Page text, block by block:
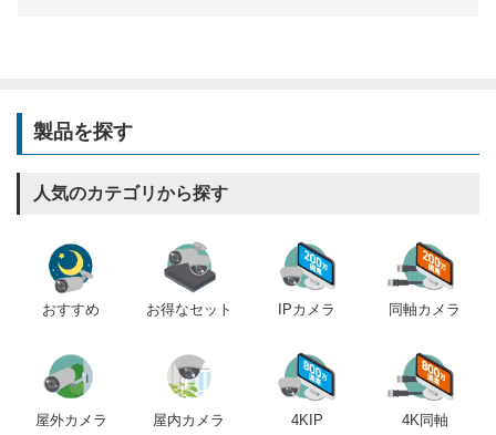
製品を探す
人気のカテゴリから探す
おすすめ お得なセット IPカメラ 同軸カメラ
屋外カメラ 屋内カメラ 4KIP 4K同軸